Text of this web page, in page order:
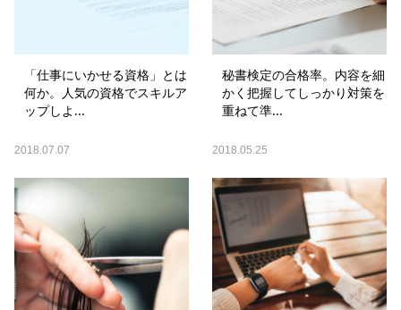
「仕事にいかせる資格」とは
何か。人気の資格でスキルア
ップしよ...
2018.07.07
秘書検定の合格率。内容を細
かく把握してしっかり対策を
重ねて準...
2018.05.25